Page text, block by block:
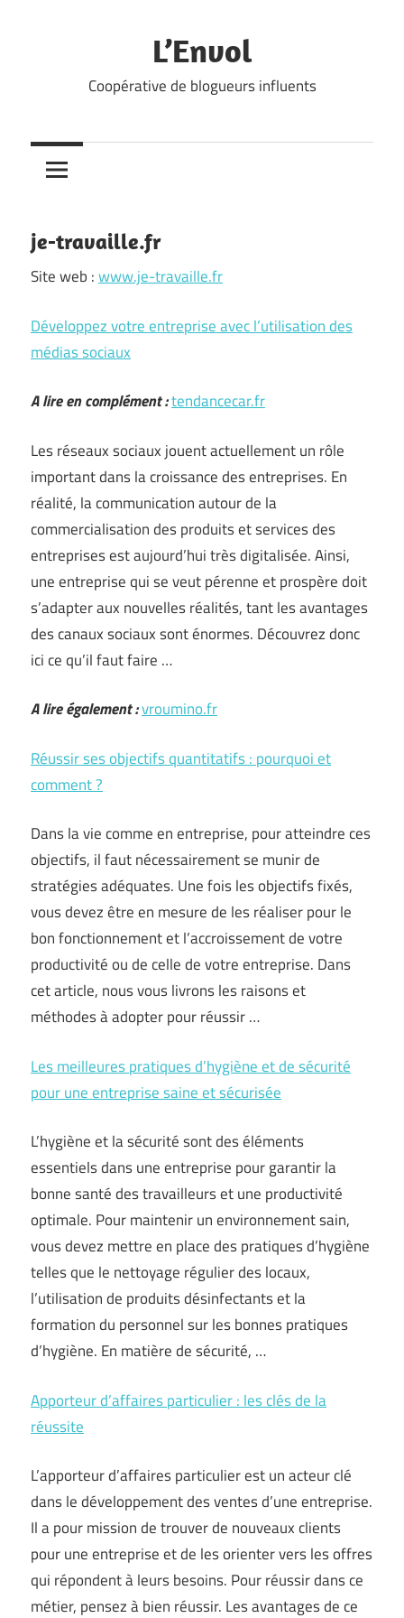
L’Envol
Coopérative de blogueurs influents
je-travaille.fr
Site web :www.je-travaille.fr
Développez votre entreprise avec l’utilisation des
médias sociaux
A lire en complément :tendancecar.fr
Les réseaux sociaux jouent actuellement un rôle
important dans la croissance des entreprises. En
réalité, la communication autour de la
commercialisation des produits et services des
entreprises est aujourd’hui très digitalisée. Ainsi,
une entreprise qui se veut pérenne et prospère doit
s’adapter aux nouvelles réalités, tant les avantages
des canaux sociaux sont énormes. Découvrez donc
ici ce qu’il faut faire …
A lire également :vroumino.fr
Réussir ses objectifs quantitatifs : pourquoi et
comment ?
Dans la vie comme en entreprise, pour atteindre ces
objectifs, il faut nécessairement se munir de
stratégies adéquates. Une fois les objectifs fixés,
vous devez être en mesure de les réaliser pour le
bon fonctionnement et l’accroissement de votre
productivité ou de celle de votre entreprise. Dans
cet article, nous vous livrons les raisons et
méthodes à adopter pour réussir …
Les meilleures pratiques d’hygiène et de sécurité
pour une entreprise saine et sécurisée
L’hygiène et la sécurité sont des éléments
essentiels dans une entreprise pour garantir la
bonne santé des travailleurs et une productivité
optimale. Pour maintenir un environnement sain,
vous devez mettre en place des pratiques d’hygiène
telles que le nettoyage régulier des locaux,
l’utilisation de produits désinfectants et la
formation du personnel sur les bonnes pratiques
d’hygiène. En matière de sécurité, …
Apporteur d’affaires particulier : les clés de la
réussite
L’apporteur d’affaires particulier est un acteur clé
dans le développement des ventes d’une entreprise.
Il a pour mission de trouver de nouveaux clients
pour une entreprise et de les orienter vers les offres
qui répondent à leurs besoins. Pour réussir dans ce
métier, pensez à bien réussir. Les avantages de ce